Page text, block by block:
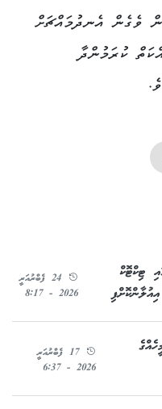
ވެގެން އެނދުމައްޗަށް
ކުރަމުންދާ
ޓިކްޓޮކް
24 ފެބްރުއަރީ
2026 - 8:17
17 ފެބްރުއަރީ
2026 - 6:37